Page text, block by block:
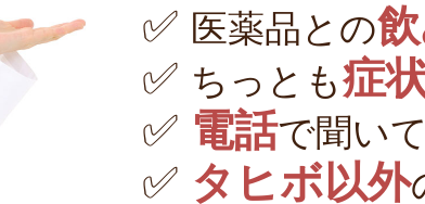
✅ 医薬品との
✅ ちっとも症
✅ 電話で聞い
✅ タヒボ以外